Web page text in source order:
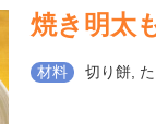
焼き明太
材料 切り餅, た